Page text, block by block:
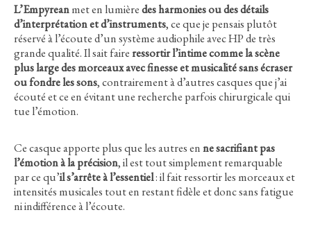
L’Empyreanmet en lumièredes harmonies ou des détails
d’interprétation et d’instruments, ce que je pensais plutôt
réservé à l’écoute d’un système audiophile avec HP de très
grande qualité. Il sait faireressortir l’intime comme la scène
plus large des morceaux avec finesse et musicalité sans écraser
ou fondre les sons, contrairement à d’autres casques que j’ai
écouté et ce en évitant une recherche parfois chirurgicale qui
tue l’émotion.
Ce casque apporte plus que les autres enne sacrifiant pas
l’émotion à la précision, il est tout simplement remarquable
par ce qu’il s’arrête à l’essentiel: il fait ressortir les morceaux et
intensités musicales tout en restant fidèle et donc sans fatigue
ni indifférence à l’écoute.